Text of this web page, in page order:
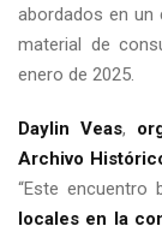
abordados en un
material de
enero de 2025.
Daylin Veas,
Archivo
“Este encuentro
locales en la